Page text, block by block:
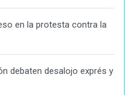
en la protesta contra la
debaten desalojo exprés y